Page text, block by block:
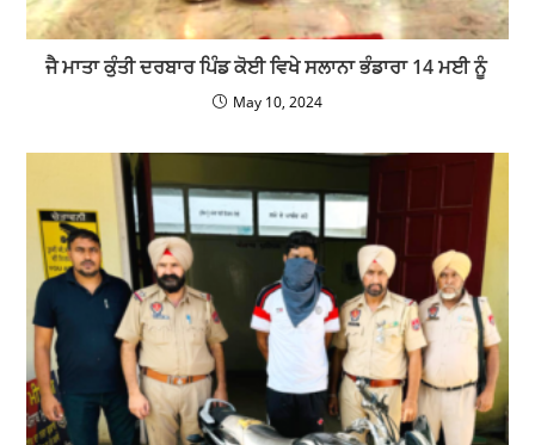
ਜੈ ਮਾਤਾ ਕੁੰਤੀ ਦਰਬਾਰ ਪਿੰਡ ਕੋਈ ਵਿਖੇ ਸਲਾਨਾ ਭੰਡਾਰਾ 14 ਮਈ ਨੂੰ
May 10, 2024